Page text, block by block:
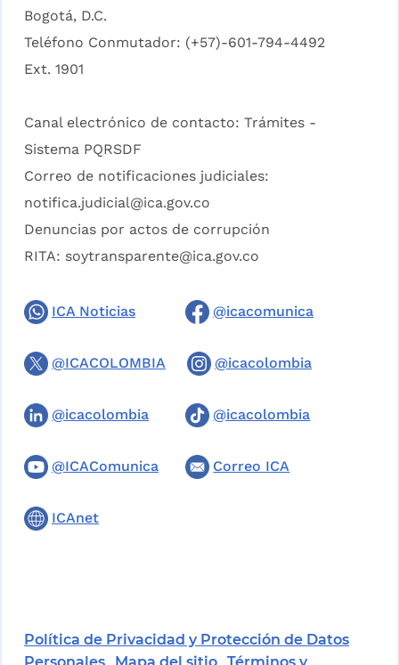
Bogotá, D.C.
Teléfono Conmutador: (+57)-601-794-4492
Ext. 1901
Canal electrónico de contacto: Trámites -
Sistema PQRSDF
Correo de notificaciones judiciales:
notifica.judicial@ica.gov.co
Denuncias por actos de corrupción
RITA: soytransparente@ica.gov.co
ICA Noticias @icacomunica
@ICACOLOMBIA @icacolombia
@icacolombia @icacolombia
@ICAComunica Correo ICA
ICAnet
Política de Privacidad y Protección de Datos